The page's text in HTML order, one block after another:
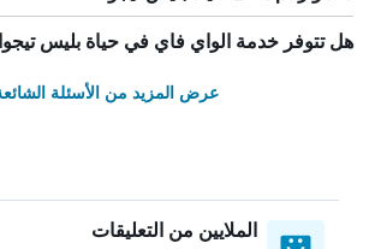
هل تتوفر خدمة الواي فاي في حياة بليس
عرض المزيد من الأسئلة
الملايين من التعليقات